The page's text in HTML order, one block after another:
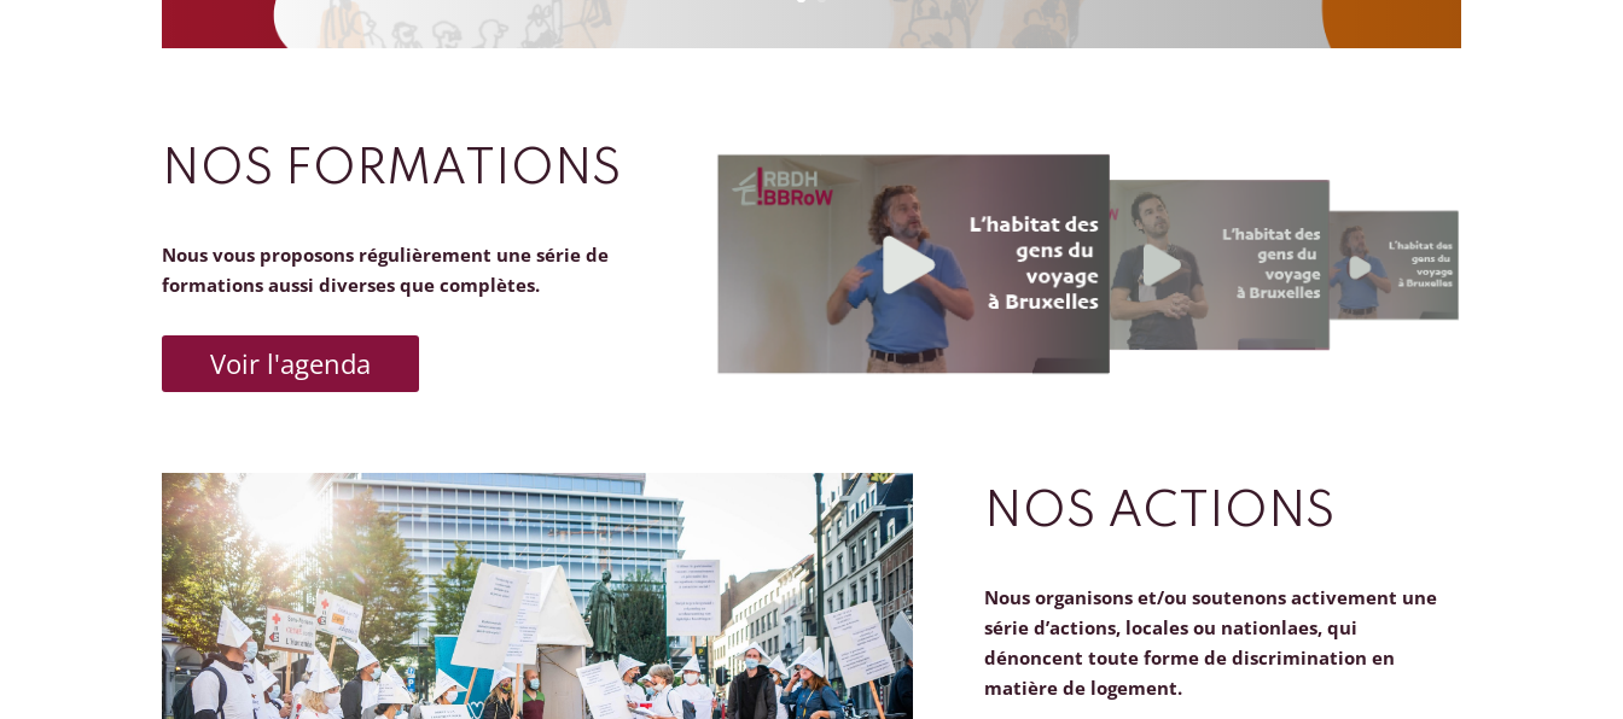
NOS FORMATIONS
Nous vous proposons régulièrement une série de
formations aussi diverses que complètes.
Voir l'agenda
NOS ACTIONS
Nous organisons et/ou soutenons activement une
série d’actions, locales ou nationlaes, qui
dénoncent toute forme de discrimination en
matière de logement.